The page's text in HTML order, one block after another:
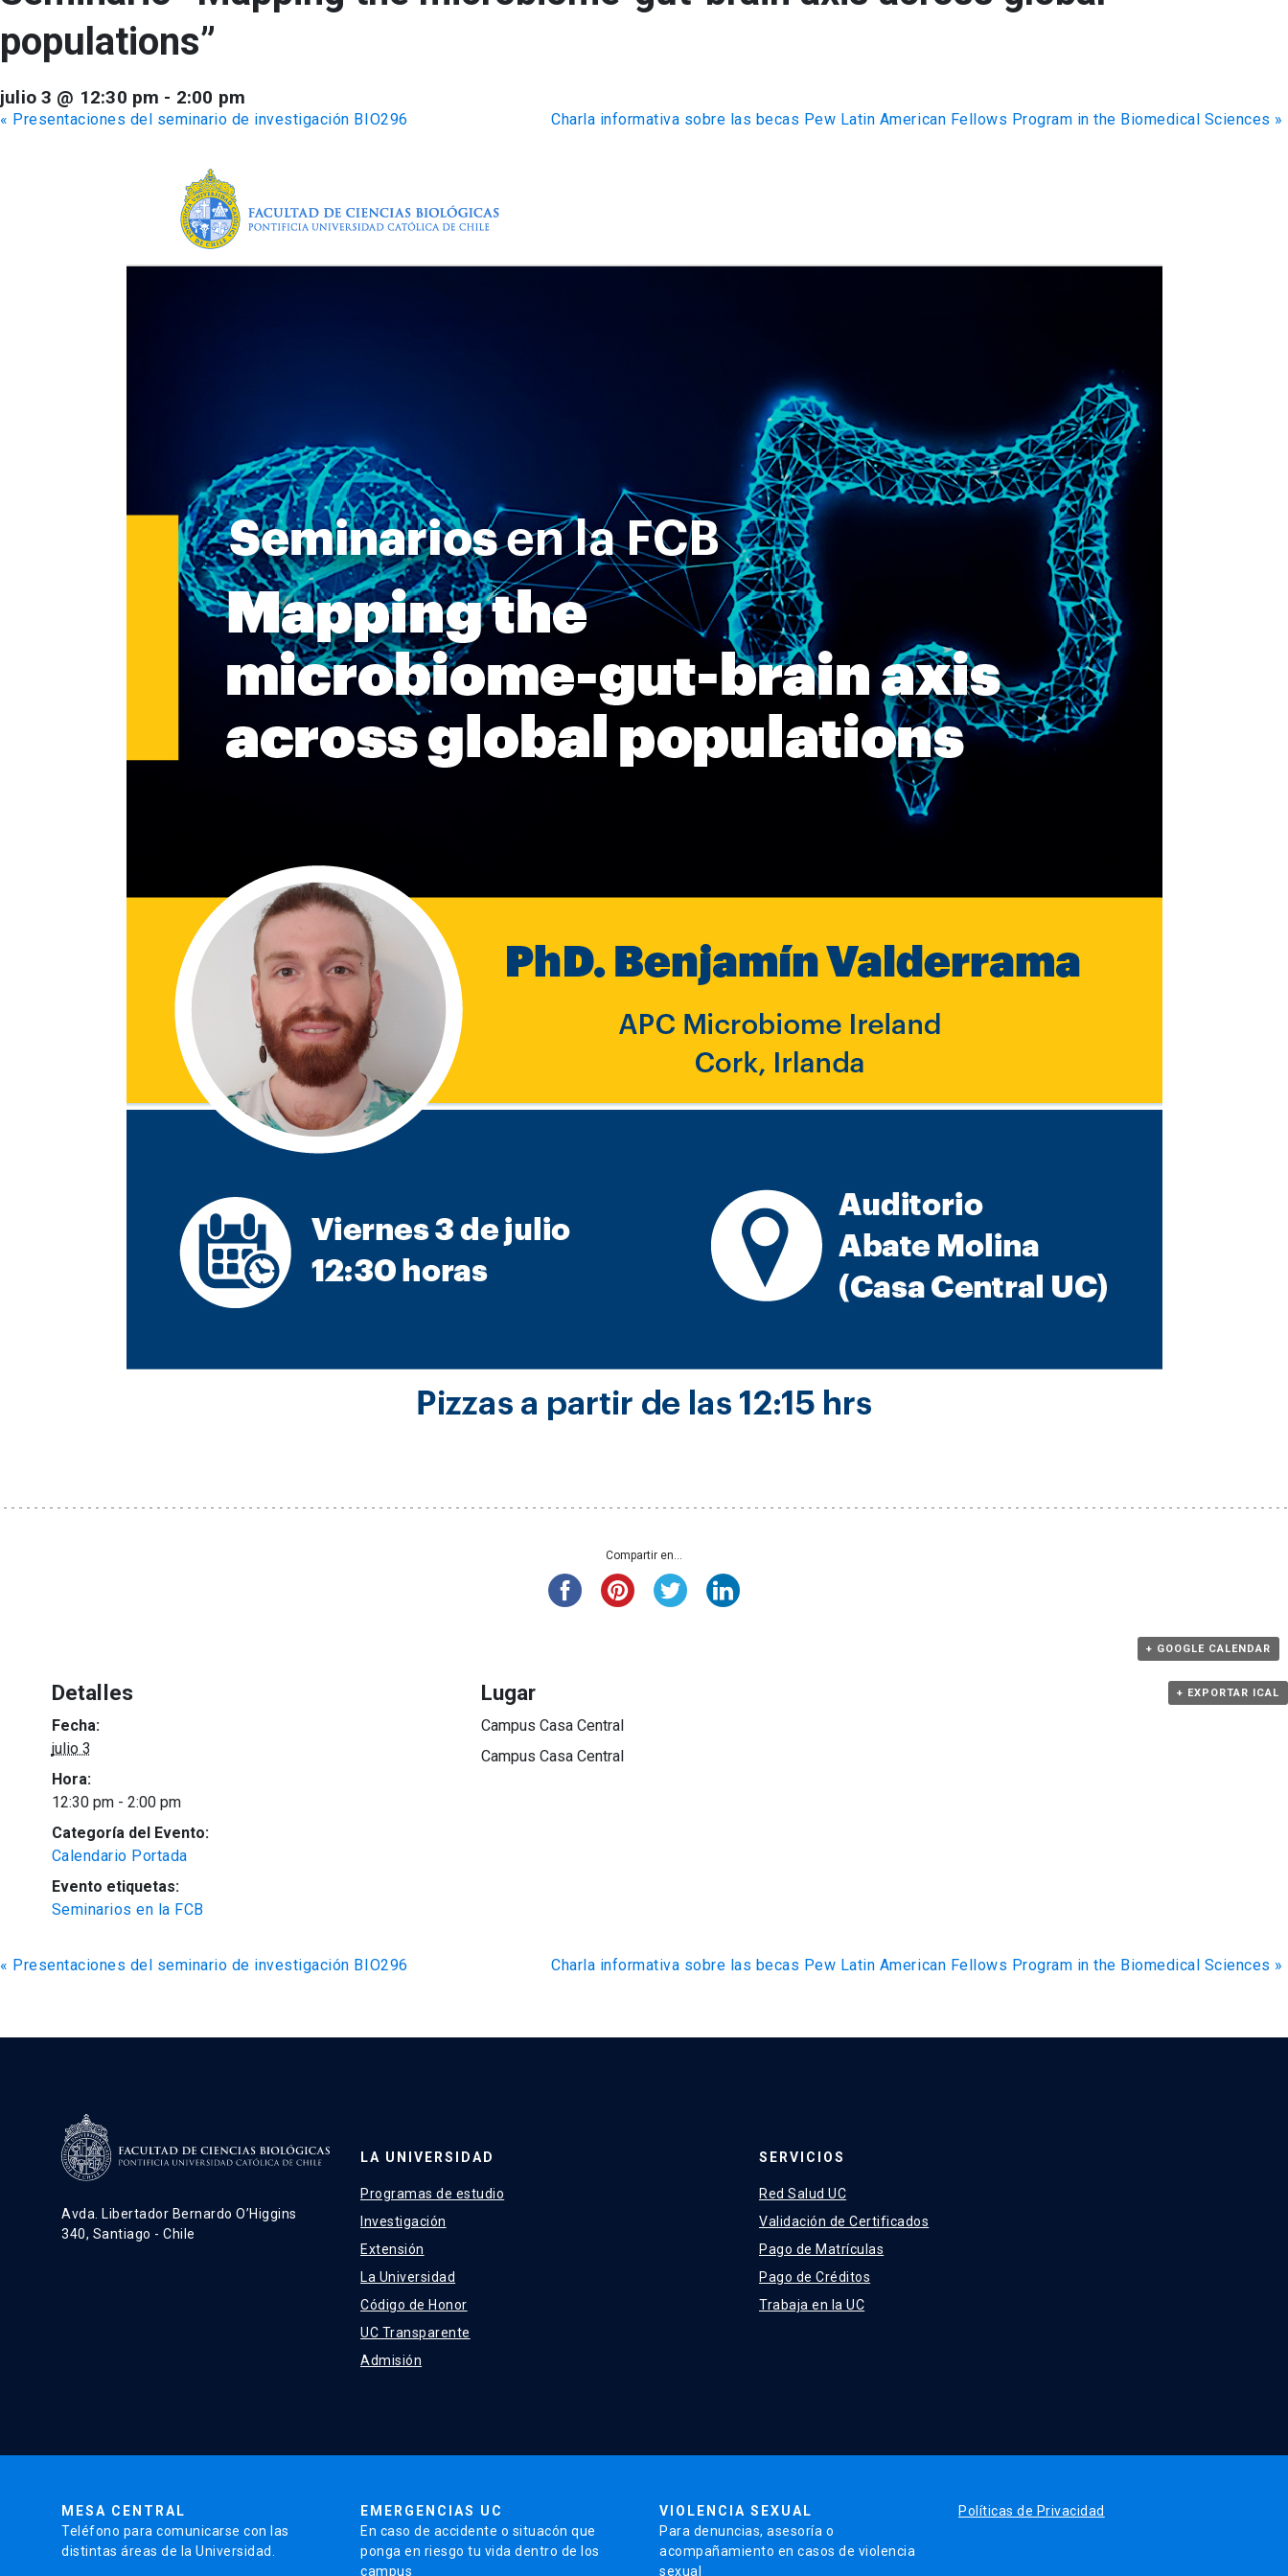
populations”
julio 3 @ 12:30 pm - 2:00 pm
« Presentaciones del seminario de investigación BIO296 Charla informativa sobre las becas Pew Latin American Fellows Program in the Biomedical Sciences »
Compartir en...
+ GOOGLE CALENDAR
+ EXPORTAR ICAL
Detalles
Fecha:
julio 3
Hora:
12:30 pm - 2:00 pm
Categoría del Evento:
Calendario Portada
Evento etiquetas:
Seminarios en la FCB
Lugar
Campus Casa Central
Campus Casa Central
« Presentaciones del seminario de investigación BIO296 Charla informativa sobre las becas Pew Latin American Fellows Program in the Biomedical Sciences »
Avda. Libertador Bernardo O’Higgins
340, Santiago - Chile
LA UNIVERSIDAD
Programas de estudio
Investigación
Extensión
La Universidad
Código de Honor
UC Transparente
Admisión
SERVICIOS
Red Salud UC
Validación de Certificados
Pago de Matrículas
Pago de Créditos
Trabaja en la UC
MESA CENTRAL
Teléfono para comunicarse con las
distintas áreas de la Universidad.
EMERGENCIAS UC
En caso de accidente o situacón que
ponga en riesgo tu vida dentro de los
campus
VIOLENCIA SEXUAL
Para denuncias, asesoría o
acompañamiento en casos de violencia
sexual
Políticas de Privacidad